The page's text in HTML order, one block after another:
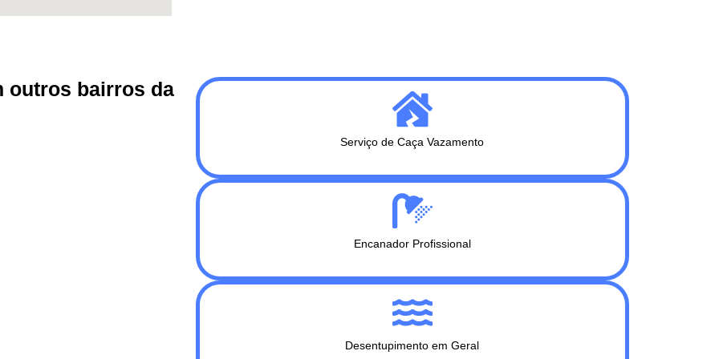
outros bairros da
Serviço de Caça Vazamento
Encanador Profissional
Desentupimento em Geral